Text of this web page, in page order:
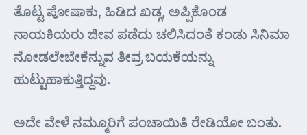
ತೊಟ್ಟ ಪೋಷಾಕು, ಹಿಡಿದ ಖಡ್ಗ, ಅಪ್ಪಿಕೊಂಡ
ನಾಯಕಿಯರು ಜೀವ ಪಡೆದು ಚಲಿಸಿದಂತೆ ಕಂಡು ಸಿನಿಮಾ
ನೋಡಲೇಬೇಕೆನ್ನುವ ತೀವ್ರ ಬಯಕೆಯನ್ನು
ಹುಟ್ಟುಹಾಕುತ್ತಿದ್ದವು.
ಅದೇ ವೇಳೆ ನಮ್ಮೂರಿಗೆ ಪಂಚಾಯಿತಿ ರೇಡಿಯೋ ಬಂತು.